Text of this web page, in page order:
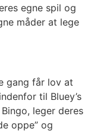
egne spil og
måder at lege
gang får lov at
til Bluey’s
leger deres
oppe” og